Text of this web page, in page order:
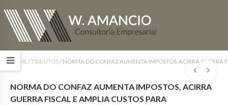
HOME/TRIBUTOS/ NORMA DO CONFAZ AUMENTA IMPOSTOS, ACIRRA GUERRA
NORMA DO CONFAZ AUMENTA IMPOSTOS, ACIRRA
GUERRA FISCAL E AMPLIA CUSTOS PARA